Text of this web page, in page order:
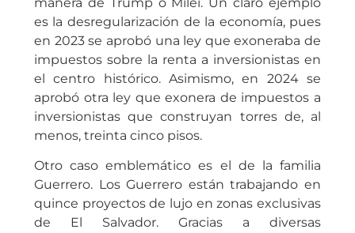
es la desregularización de la economía, pues
en 2023 se aprobó una ley que exoneraba de
impuestos sobre la renta a inversionistas en
el centro histórico. Asimismo, en 2024 se
aprobó otra ley que exonera de impuestos a
inversionistas que construyan torres de, al
menos, treinta cinco pisos.
Otro caso emblemático es el de la familia
Guerrero. Los Guerrero están trabajando en
quince proyectos de lujo en zonas exclusivas
de El Salvador. Gracias a diversas